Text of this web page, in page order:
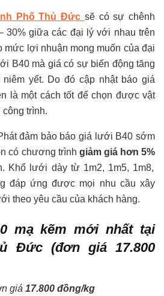
Phố Thủ Đức sẽ có sự chênh
30% giữa các đại lý với nhau trên
mức lợi nhuận mong muốn của đại
B40 mà giá có sự biến động tăng
yết. Do đó cập nhật báo giá
là một cách tốt để chọn được vật
trình.
đảm bảo báo giá lưới B40 sớm
có chương trình giảm giá hơn 5%
Khổ lưới dày từ 1m2, 1m5, 1m8,
đáp ứng được mọi nhu cầu xây
theo yêu cầu của khách hàng.
mạ kẽm mới nhất tại
Đức (đơn giá 17.800
giá 17.800 đồng/kg